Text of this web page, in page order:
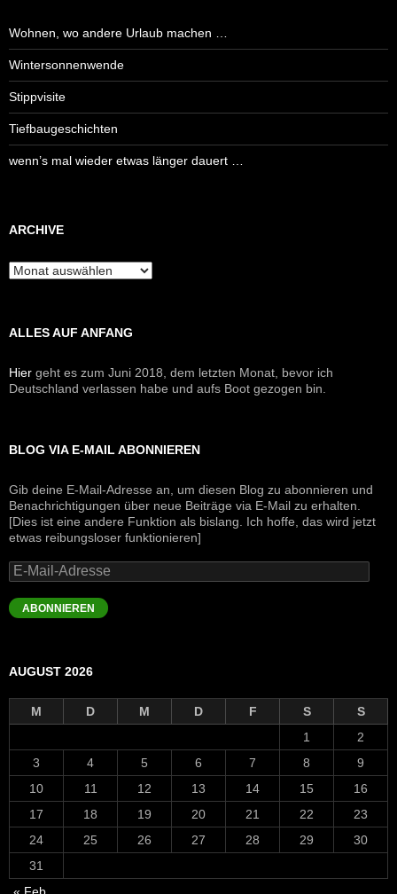
Wohnen, wo andere Urlaub machen …
Wintersonnenwende
Stippvisite
Tiefbaugeschichten
wenn’s mal wieder etwas länger dauert …
ARCHIVE
Archive
ALLES AUF ANFANG
Hier geht es zum Juni 2018, dem letzten Monat, bevor ich
Deutschland verlassen habe und aufs Boot gezogen bin.
BLOG VIA E-MAIL ABONNIEREN
Gib deine E-Mail-Adresse an, um diesen Blog zu abonnieren und
Benachrichtigungen über neue Beiträge via E-Mail zu erhalten.
[Dies ist eine andere Funktion als bislang. Ich hoffe, das wird jetzt
etwas reibungsloser funktionieren]
E-
Mail-
Adresse
ABONNIEREN
AUGUST 2026
M D M D F S
S
1
2
3
4 5 6 7 8
9
10
11 12 13 14 15
16
17
18 19 20 21 22
23
24
25 26 27 28 29
30
31